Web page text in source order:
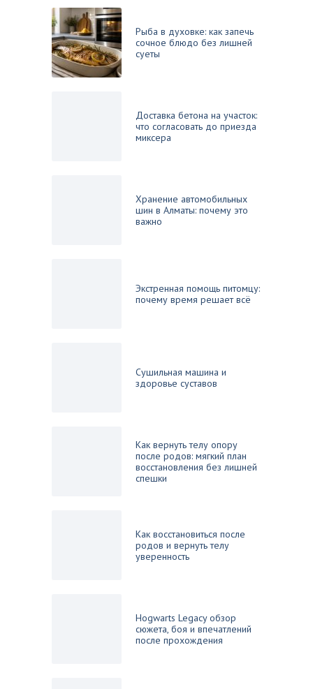
Рыба в духовке: как запечь
сочное блюдо без лишней
суеты
Доставка бетона на участок:
что согласовать до приезда
миксера
Хранение автомобильных
шин в Алматы: почему это
важно
Экстренная помощь питомцу:
почему время решает всё
Сушильная машина и
здоровье суставов
Как вернуть телу опору
после родов: мягкий план
восстановления без лишней
спешки
Как восстановиться после
родов и вернуть телу
уверенность
Hogwarts Legacy обзор
сюжета, боя и впечатлений
после прохождения